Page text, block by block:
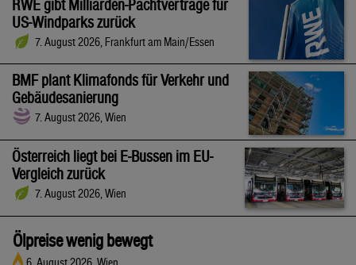
RWE gibt Milliarden-Pachtverträge für
US-Windparks zurück
7. August 2026, Frankfurt am Main/Essen
BMF plant Klimafonds für Verkehr und
Gebäudesanierung
7. August 2026, Wien
Österreich liegt bei E-Bussen im EU-
Vergleich zurück
7. August 2026, Wien
Ölpreise wenig bewegt